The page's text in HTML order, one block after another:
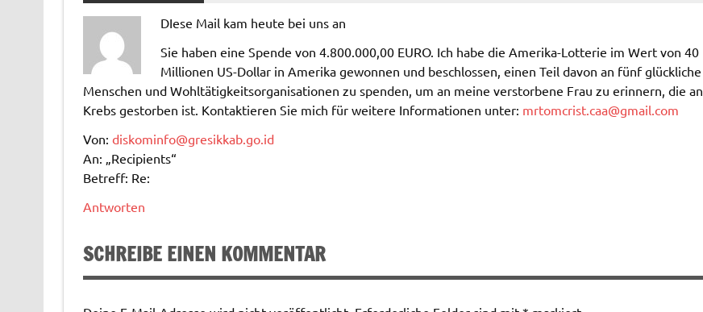
DIese Mail kam heute bei uns an
Sie haben eine Spende von 4.800.000,00 EURO. Ich habe die Amerika-Lotterie im Wert von 40
Millionen US-Dollar in Amerika gewonnen und beschlossen, einen Teil davon an fünf glückliche
Menschen und Wohltätigkeitsorganisationen zu spenden, um an meine verstorbene Frau zu erinnern, die an
Krebs gestorben ist. Kontaktieren Sie mich für weitere Informationen unter: mrtomcrist.caa@gmail.com
Von: diskominfo@gresikkab.go.id
An: „Recipients“
Betreff: Re:
Antworten
SCHREIBE EINEN KOMMENTAR